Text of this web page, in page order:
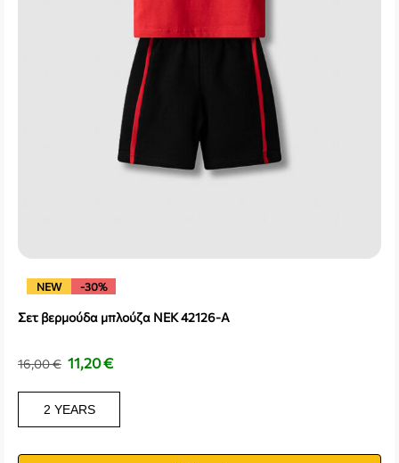
NEW -30%
Σετ βερμούδα μπλούζα NEK 42126-A
16,00€ 11,20€
2 YEARS